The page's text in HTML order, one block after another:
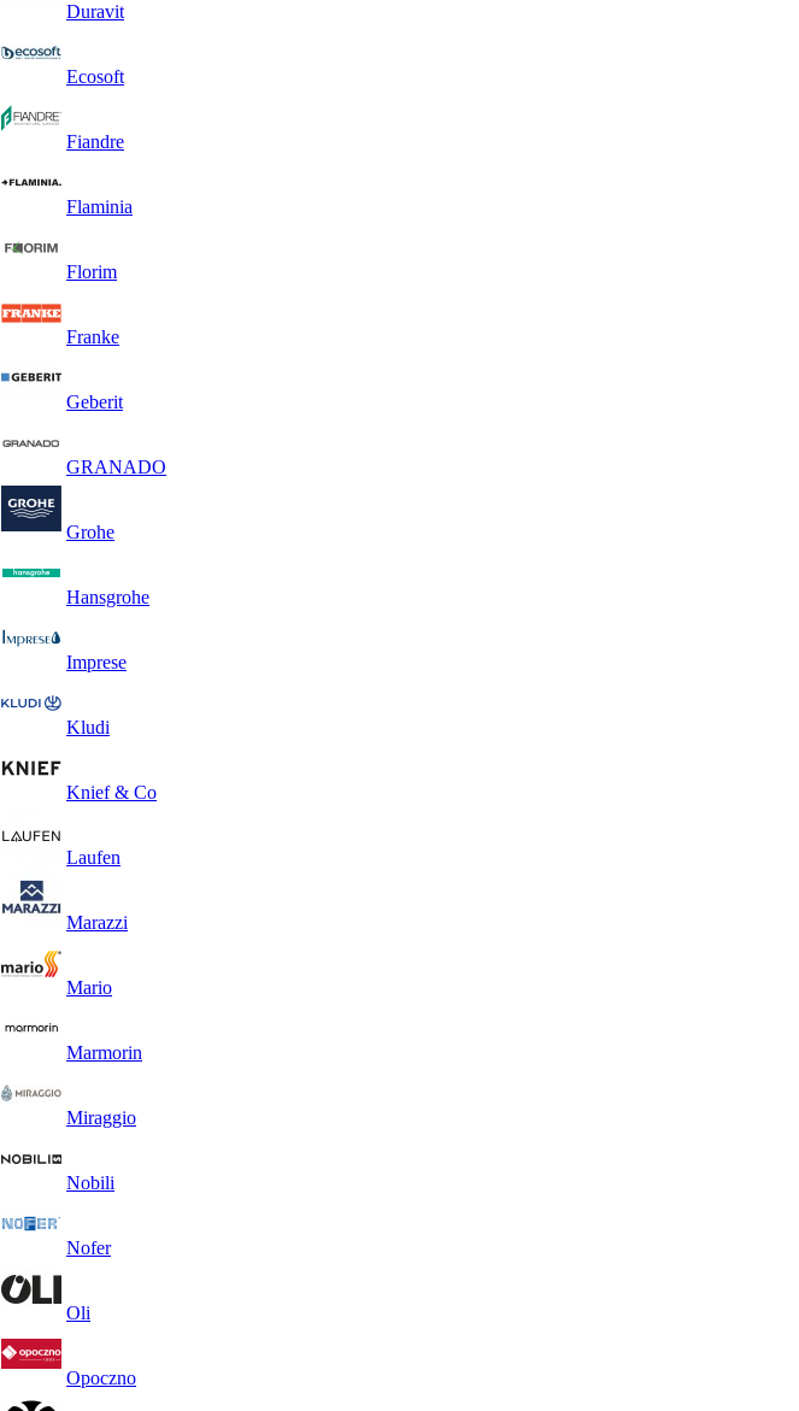
Duravit
Ecosoft
Fiandre
Flaminia
Florim
Franke
Geberit
GRANADO
Grohe
Hansgrohe
Imprese
Kludi
Knief & Co
Laufen
Marazzi
Mario
Marmorin
Miraggio
Nobili
Nofer
Oli
Opoczno